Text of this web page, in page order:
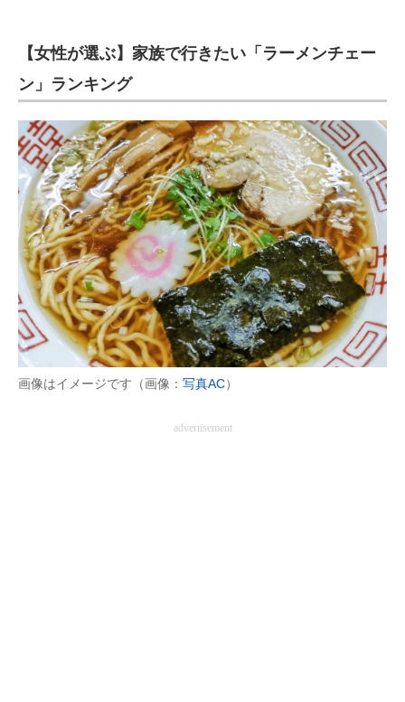
【女性が選ぶ】家族で行きたい「ラーメンチェー
ン」ランキング
画像はイメージです（画像： 写真AC）
advertisement